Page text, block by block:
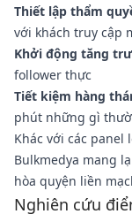
Thiết lập thẩm
với khách truy cập
Khởi động tăng
follower thực
Tiết kiệm hàng
phút những gì
Khác với các panel
Bulkmedya mang
hòa quyện liền
Nghiên cứu